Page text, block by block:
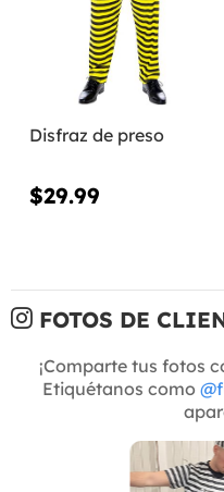
Disfraz de preso
$29.99
FOTOS DE
¡Comparte tus fotos
Etiquétanos como